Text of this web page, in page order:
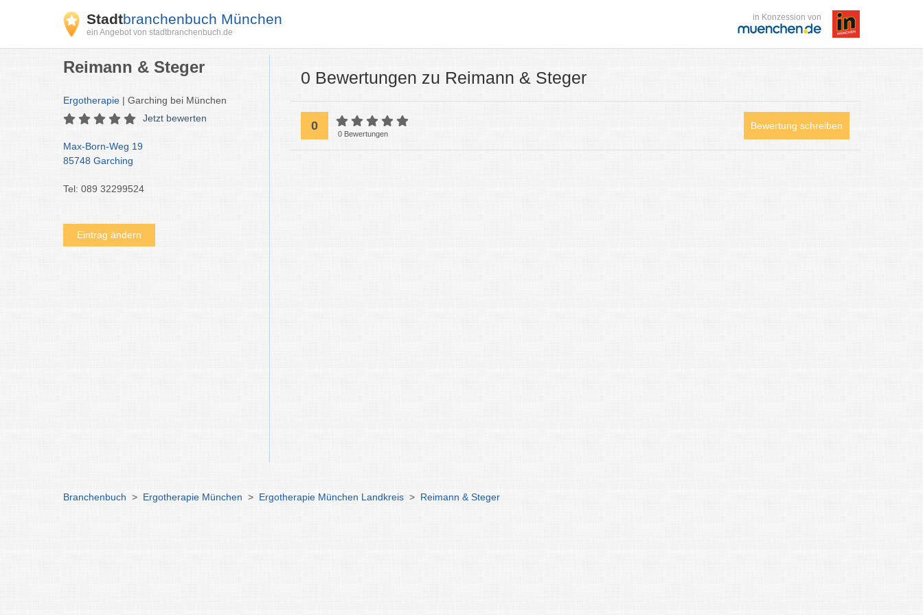
Stadtbranchenbuch München
ein Angebot von stadtbranchenbuch.de
in Konzession von
Reimann & Steger
Ergotherapie | Garching bei München
Jetzt bewerten
Max-Born-Weg 19
85748 Garching
Tel: 089 32299524
Eintrag ändern
0 Bewertungen zu Reimann & Steger
0
0 Bewertungen
Bewertung schreiben
Branchenbuch > Ergotherapie München > Ergotherapie München Landkreis > Reimann & Steger